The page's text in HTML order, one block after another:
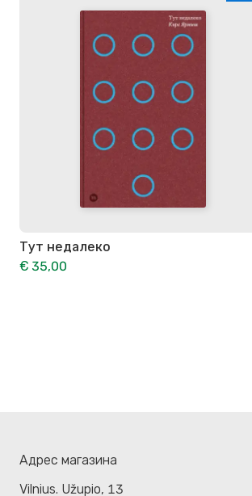
Тут недалеко
€ 35,00
Адрес магазина
Vilnius. Užupio, 13